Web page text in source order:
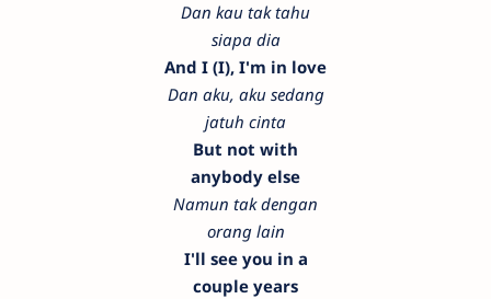
Dan kau tak tahu
siapa dia
And I (I), I'm in love
Dan aku, aku sedang
jatuh cinta
But not with
anybody else
Namun tak dengan
orang lain
I'll see you in a
couple years